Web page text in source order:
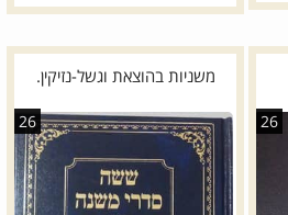
26
משניות בהוצאת וגשל-נזיקין.
26